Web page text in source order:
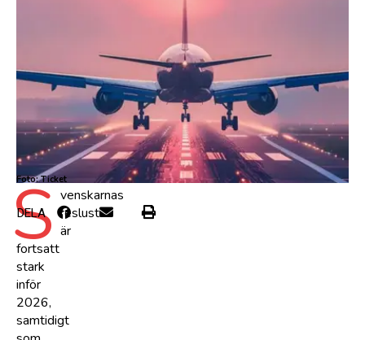
Foto: Ticket
S venskarnas
reslust
är
fortsatt
stark
inför
2026,
samtidigt
DELA